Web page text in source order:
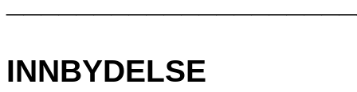
INNBYDELSE